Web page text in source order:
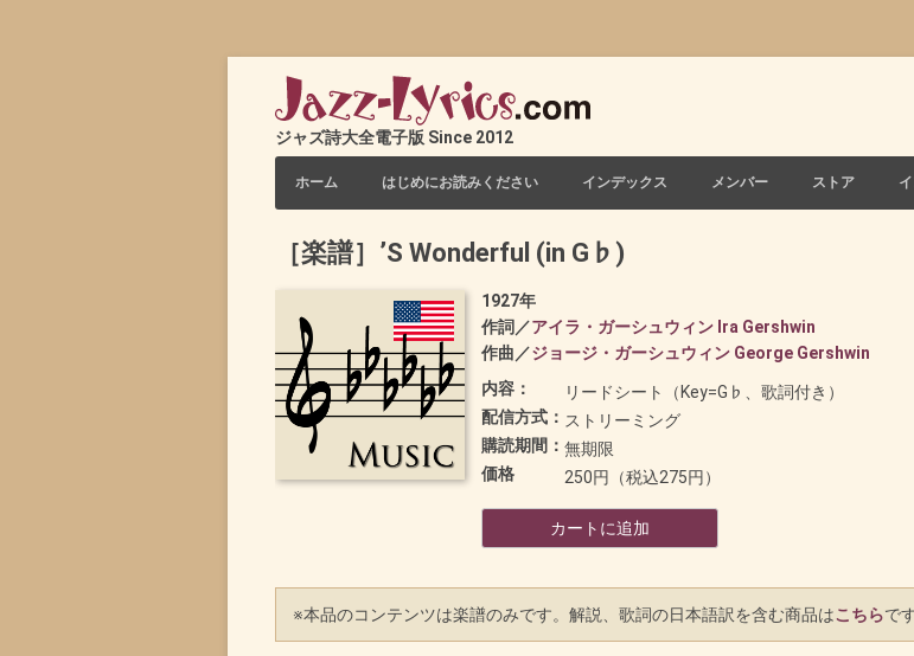
ジャズ詩大全電子版 Since 2012
コンテンツへスキップ
ホーム はじめにお読みください インデックス メンバー ストア
［楽譜］’S Wonderful (in G♭)
1927年
作詞／アイラ・ガーシュウィン Ira Gershwin
作曲／ジョージ・ガーシュウィン George Gershwin
内容：
リードシート（Key=G♭、歌詞付き）
配信方式： ストリーミング
購読期間： 無期限
価格
250円（税込275円）
カートに追加
※本品のコンテンツは楽譜のみです。解説、歌詞の日本語訳を含む商品はこちらで